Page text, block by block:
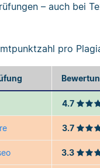
– auch bei
pro
4.7
3.7
3.3